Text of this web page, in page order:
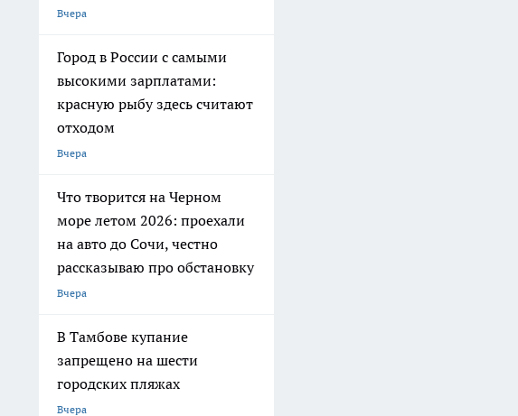
Вчера
Город в России с самыми
высокими зарплатами:
красную рыбу здесь считают
отходом
Вчера
Что творится на Черном
море летом 2026: проехали
на авто до Сочи, честно
рассказываю про обстановку
Вчера
В Тамбове купание
запрещено на шести
городских пляжах
Вчера